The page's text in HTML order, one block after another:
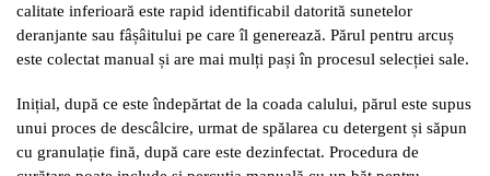
calitate inferioară este rapid identificabil datorită sunetelor
deranjante sau fâșâitului pe care îl generează. Părul pentru arcuș
este colectat manual și are mai mulți pași în procesul selecției sale.
Inițial, după ce este îndepărtat de la coada calului, părul este supus
unui proces de descâlcire, urmat de spălarea cu detergent și săpun
cu granulație fină, după care este dezinfectat. Procedura de